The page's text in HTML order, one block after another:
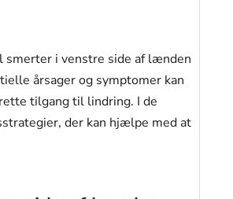
i venstre side af lænden
årsager og symptomer kan
tilgang til lindring. I de
der kan hjælpe med at